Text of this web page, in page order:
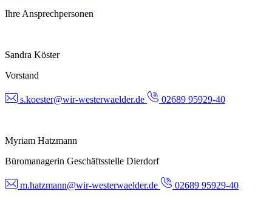
Ihre Ansprechpersonen
Sandra Köster
Vorstand
s.koester@wir-westerwaelder.de 02689 95929-40
Myriam Hatzmann
Büromanagerin Geschäftsstelle Dierdorf
m.hatzmann@wir-westerwaelder.de
02689 95929-40